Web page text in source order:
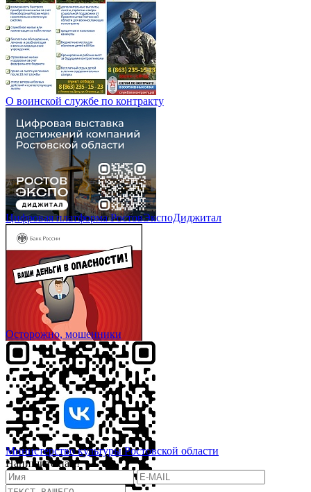
О воинской службе по контракту
Цифровая платформа РостовЭкспоДиджитал
Осторожно, мошенники
Министерство культуры Ростовской области
Напишите нам!